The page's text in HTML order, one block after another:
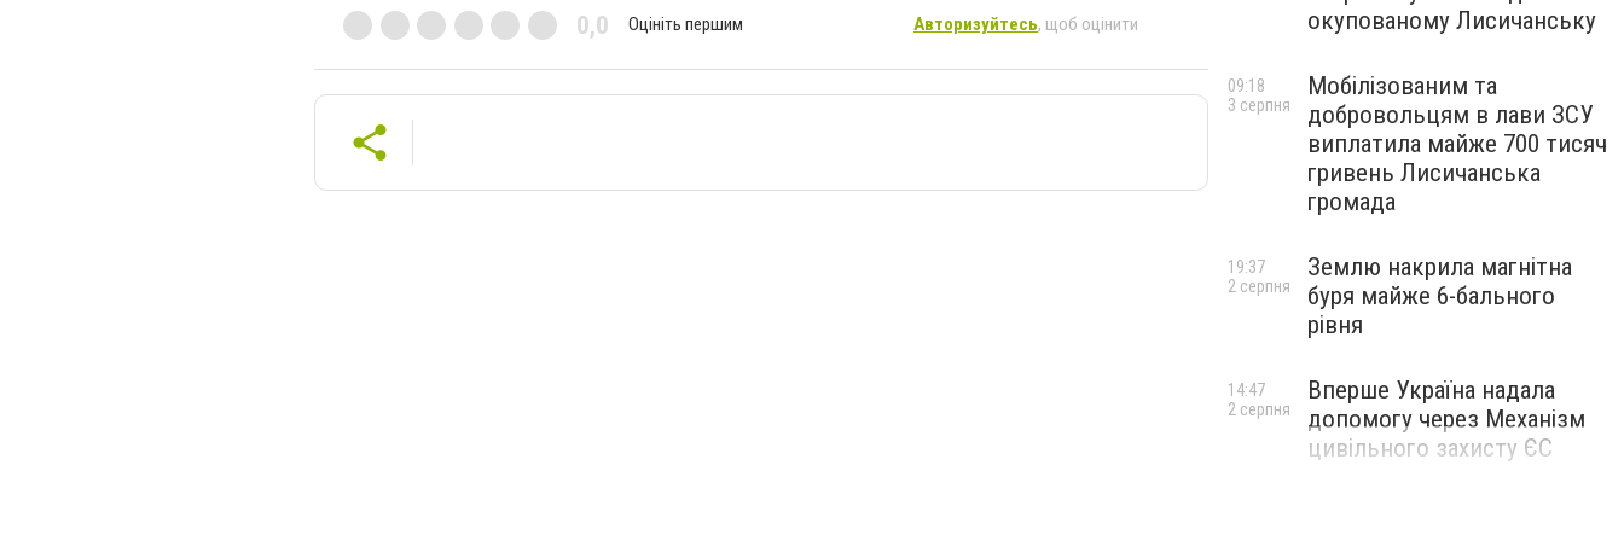
0,0 Оцініть першим Авторизуйтесь, щоб оцінити
окупованому Лисичанську
Мобілізованим та
добровольцям в лави ЗСУ
виплатила майже 700 тисяч
гривень Лисичанська
громада
09:18
3 серпня
Землю накрила магнітна
буря майже 6-бального
рівня
19:37
2 серпня
Вперше Україна надала
допомогу через Механізм
цивільного захисту ЄС
14:47
2 серпня